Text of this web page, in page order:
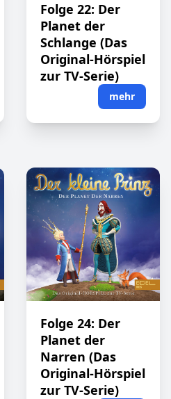
Folge 22: Der
Planet der
Schlange (Das
Original-Hörspiel
zur TV-Serie)
mehr
Folge 24: Der
Planet der
Narren (Das
Original-Hörspiel
zur TV-Serie)